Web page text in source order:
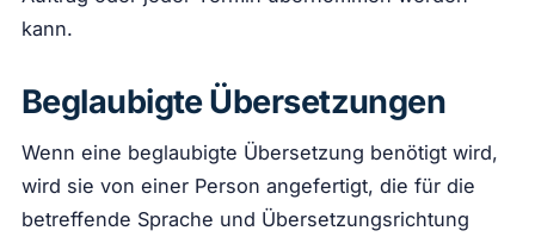
kann.
Beglaubigte Übersetzungen
Wenn eine beglaubigte Übersetzung benötigt wird,
wird sie von einer Person angefertigt, die für die
betreffende Sprache und Übersetzungsrichtung